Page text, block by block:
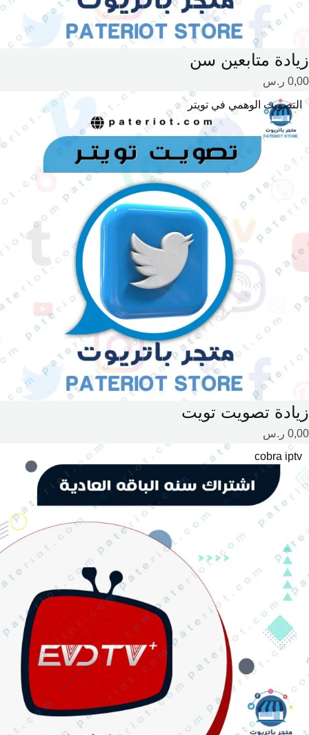
زيادة متابعين سن
0,00 ر.س
التصويت الوهمي في تويتر
زيادة تصويت تويت
0,00 ر.س
cobra iptv
نطاق
السعر:
من
خلال